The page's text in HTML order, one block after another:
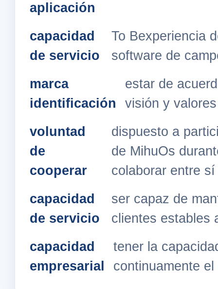
aplicación
capacidad
de servicio
To Bexperiencia
software de
marca
identificación
estar de
visión y
voluntad
de
cooperar
dispuesto a
de MihuOs
colaborar entre sí
capacidad
de servicio
ser capaz de
clientes estables
capacidad
empresarial
tener la
continuamente el